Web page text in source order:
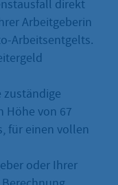
direkt
Arbeitgeberin
Arbeitsentgelts.
zuständige
Höhe von 67
für einen vollen
oder Ihrer